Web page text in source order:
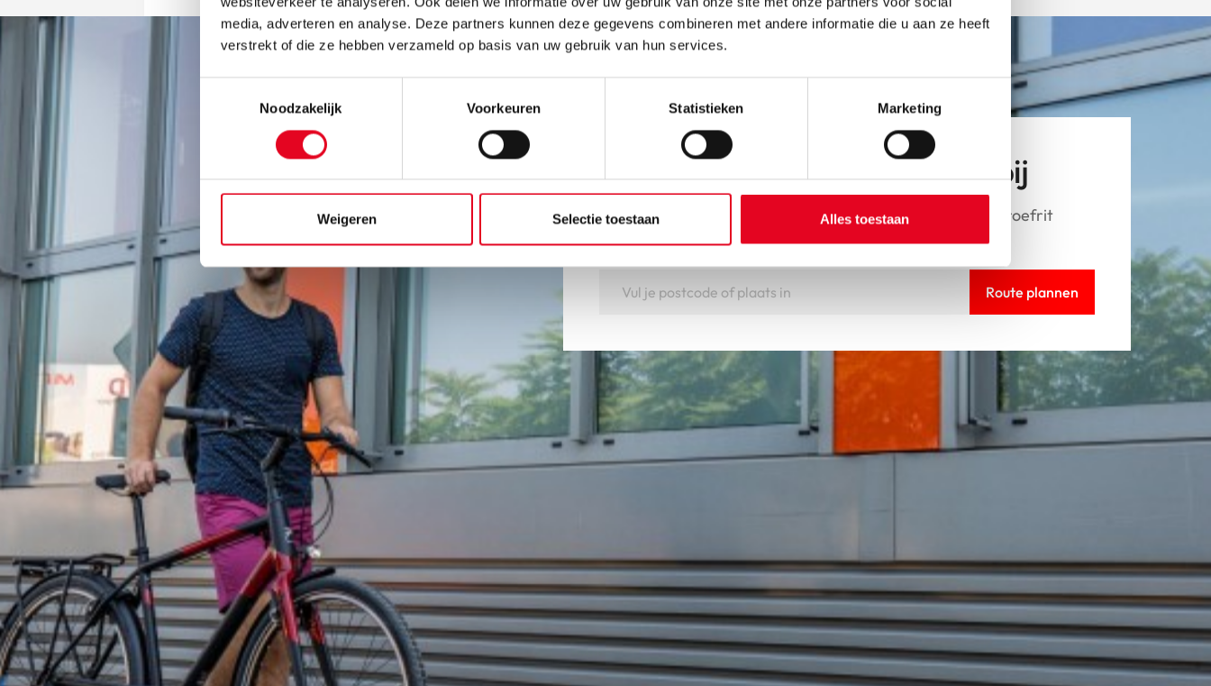
media, adverteren en analyse. Deze partners kunnen deze gegevens combineren met andere informatie die u aan ze heeft
verstrekt of die ze hebben verzameld op basis van uw gebruik van hun services.
Noodzakelijk
Voorkeuren Statistieken Marketing
Weigeren Selectie toestaan Alles toestaan
Ervaar onze fietsen van dichtbij
Ben je geïnteresseerd in een Pegasus fiets en wil je een proefrit
maken? Kom gezellig bij ons langs.
Route plannen